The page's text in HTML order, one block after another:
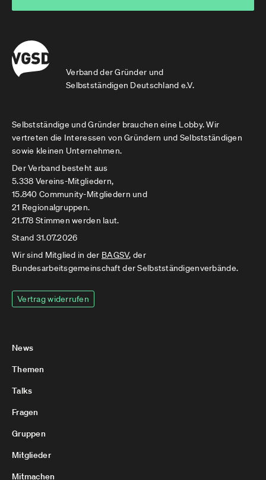
Verband der Gründer und
Selbstständigen Deutschland e.V.
Selbstständige und Gründer brauchen eine Lobby. Wir
vertreten die Interessen von Gründern und Selbstständigen
sowie kleinen Unternehmen.
Der Verband besteht aus
5.338 Vereins-Mitgliedern,
15.840 Community-Mitgliedern und
21 Regionalgruppen.
21.178 Stimmen werden laut.
Stand 31.07.2026
Wir sind Mitglied in der BAGSV, der
Bundesarbeitsgemeinschaft der Selbstständigenverbände.
Vertrag widerrufen
News
Themen
Talks
Fragen
Gruppen
Mitglieder
Mitmachen